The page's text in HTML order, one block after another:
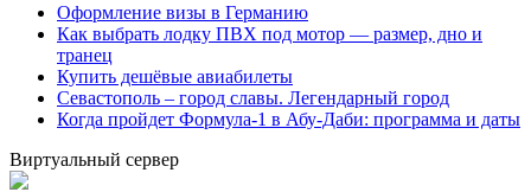
Оформление визы в Германию
Как выбрать лодку ПВХ под мотор — размер, дно и
транец
Купить дешёвые авиабилеты
Севастополь – город славы. Легендарный город
Когда пройдет Формула-1 в Абу-Даби: программа и даты
Виртуальный сервер